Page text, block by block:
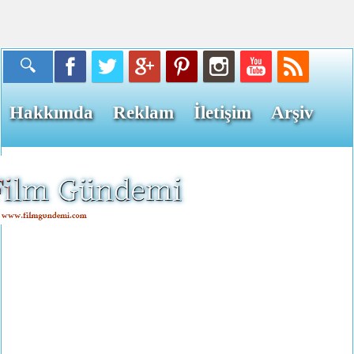
Hakkımda Reklam İletişim Arşiv